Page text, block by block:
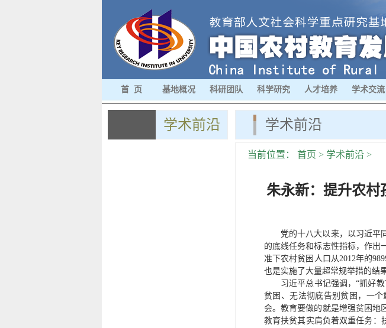
首 页 基地概况 科研团队 科学研究 人才培养 学术交流
学术前沿 学术前沿
当前位置： 首页 > 学术前沿 >
朱永新：提升农村
党的十八大以来，以习近平
的底线任务和标志性指标，作出
准下农村贫困人口从2012年的
也是实施了大量超常规举措的结
习近平总书记强调，“抓好
贫困、无法彻底告别贫困，一
会。教育要做的就是增强贫困地
教育扶贫其实肩负着双重任务：